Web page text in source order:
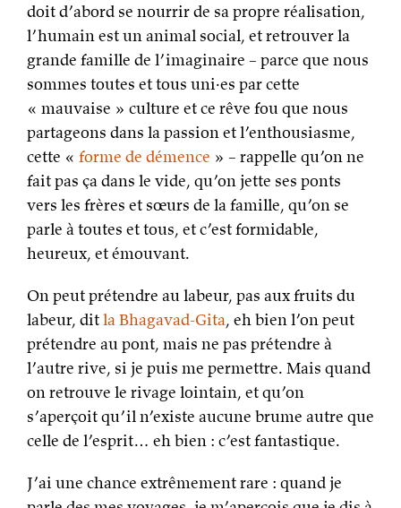
doit d’abord se nourrir de sa propre réalisation,
l’humain est un animal social, et retrouver la
grande famille de l’imaginaire – parce que nous
sommes toutes et tous uni·es par cette
« mauvaise » culture et ce rêve fou que nous
partageons dans la passion et l’enthousiasme,
cette « forme de démence » – rappelle qu’on ne
fait pas ça dans le vide, qu’on jette ses ponts
vers les frères et sœurs de la famille, qu’on se
parle à toutes et tous, et c’est formidable,
heureux, et émouvant.
On peut prétendre au labeur, pas aux fruits du
labeur, ditla Bhagavad-Gita, eh bien l’on peut
prétendre au pont, mais ne pas prétendre à
l’autre rive, si je puis me permettre. Mais quand
on retrouve le rivage lointain, et qu’on
s’aperçoit qu’il n’existe aucune brume autre que
celle de l’esprit… eh bien : c’est fantastique.
J’ai une chance extrêmement rare : quand je